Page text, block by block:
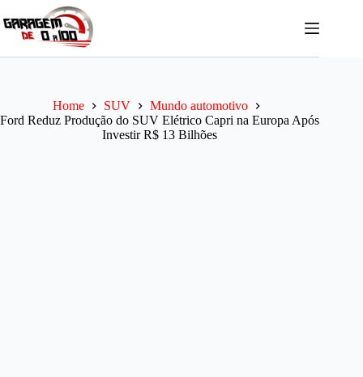
para
Home SUV
Mundo automotivo
Ford Reduz Produção do SUV Elétrico Capri na Europa Após
Investir R$ 13 Bilhões